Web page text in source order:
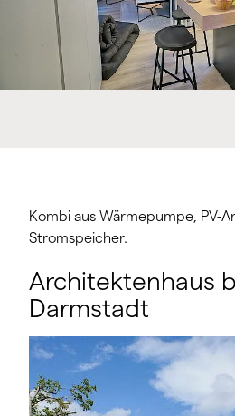
Kombi aus Wärmepumpe, PV-
Stromspeicher.
Architektenhaus
Darmstadt